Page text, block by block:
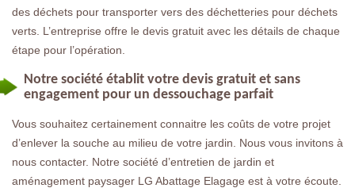
des déchets pour transporter vers des déchetteries pour déchets
verts. L’entreprise offre le devis gratuit avec les détails de chaque
étape pour l’opération.
Notre société établit votre devis gratuit et sans
engagement pour un dessouchage parfait
Vous souhaitez certainement connaitre les coûts de votre projet
d’enlever la souche au milieu de votre jardin. Nous vous invitons à
nous contacter. Notre société d’entretien de jardin et
aménagement paysager LG Abattage Elagage est à votre écoute.